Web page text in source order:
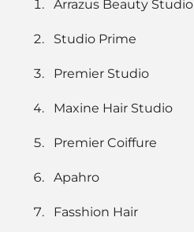
Arrazus Beauty Studio
Studio Prime
Premier Studio
Maxine Hair Studio
Premier Coiffure
Apahro
Fasshion Hair